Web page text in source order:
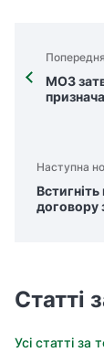
МОЗ
Наступна
договору
Статті
Усі статті за